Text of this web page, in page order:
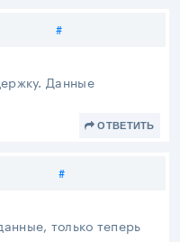
#Поделиться
Данные
ОТВЕТИТЬ
#Поделиться
только теперь